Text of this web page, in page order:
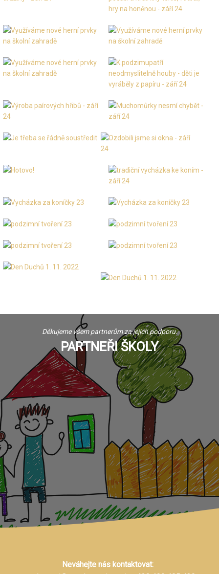
Děkujeme všem partnerům za jejich podporu.
PARTNEŘI ŠKOLY
Neváhejte nás kontaktovat: